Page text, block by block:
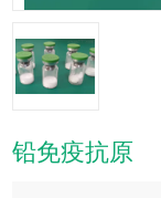
铅免疫抗原